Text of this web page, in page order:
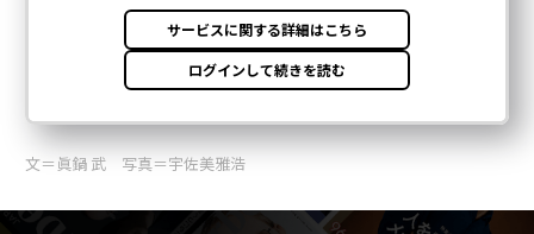
文＝眞鍋 武 写真＝宇佐美雅浩